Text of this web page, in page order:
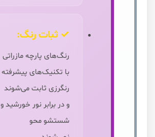
✓ ثبات رنگ:
رنگ‌های پارچه مازراتی
با تکنیک‌های پیشرفته
رنگرزی ثابت می‌شوند
و در برابر نور خورشید و
شستشو محو